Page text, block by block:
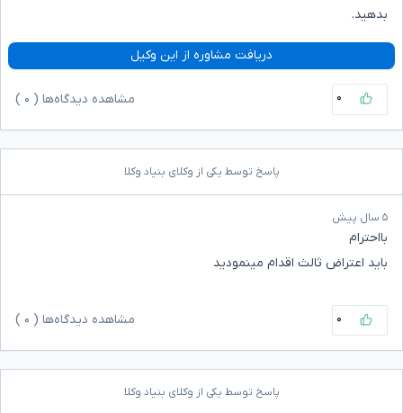
بدهید.
دریافت مشاوره از این وکیل
۰ مشاهده دیدگاه‌ها ( ۰
پاسخ توسط یکی از وکلای بنیاد وکلا
۵ سال پیش
بااحترام
باید اعتراض ثالث اقدام مینمودید
۰ مشاهده دیدگاه‌ها ( ۰
پاسخ توسط یکی از وکلای بنیاد وکلا